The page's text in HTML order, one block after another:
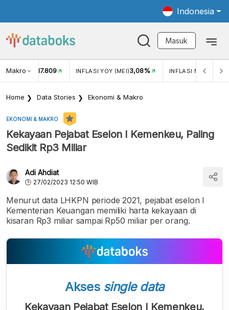
Indonesia
Masuk
Makro
USD/IDR 17.809 INFLASI YOY (MEI)3,08% INFLASI MOM (MEI)
Home Data Stories Ekonomi & Makro
EKONOMI & MAKRO
Kekayaan Pejabat Eselon I Kemenkeu, Paling
Sedikit Rp3 Miliar
Adi Ahdiat
27/02/2023 12:50 WIB
Menurut data LHKPN periode 2021, pejabat eselon I
Kementerian Keuangan memiliki harta kekayaan di
kisaran Rp3 miliar sampai Rp50 miliar per orang.
Akses single data
Kekayaan Pejabat Eselon I Kemenkeu,